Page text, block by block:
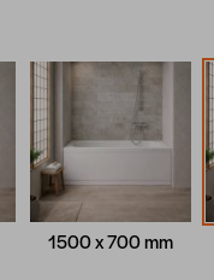
1500 x 700 mm